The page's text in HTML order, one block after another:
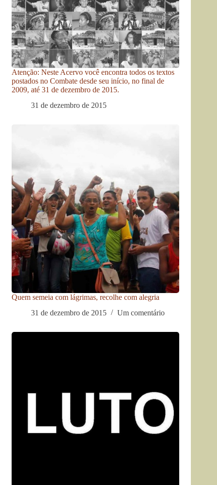
Atenção: Neste Acervo você encontra todos os textos
postados no Combate desde seu início, no final de
2009, até 31 de dezembro de 2015.
31 de dezembro de 2015
Quem semeia com lágrimas, recolhe com alegria
31 de dezembro de 2015
Um comentário